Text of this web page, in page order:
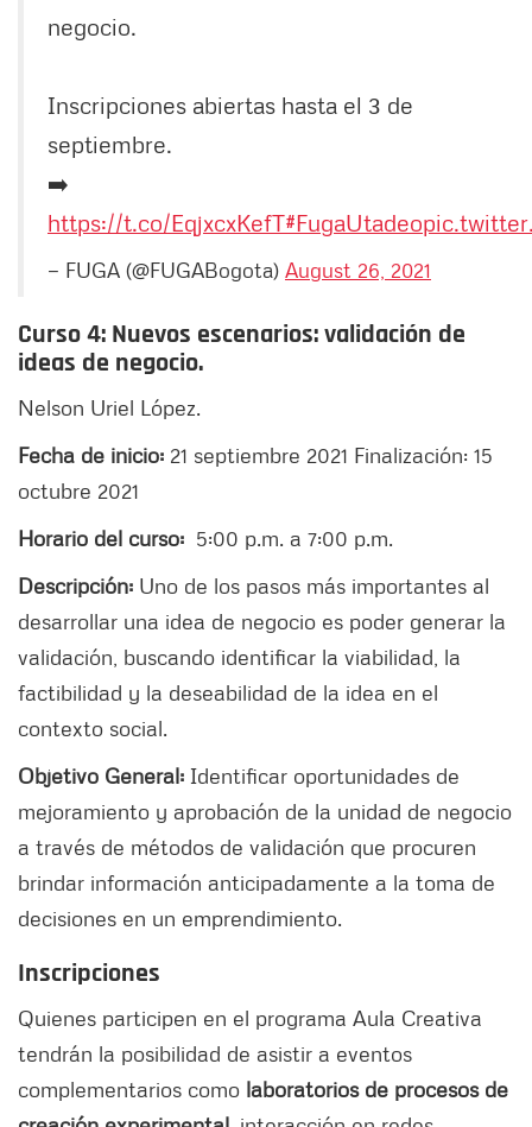
negocio.
Inscripciones abiertas hasta el 3 de
septiembre.
➡️
https://t.co/EqjxcxKefT#FugaUtadeo
— FUGA (@FUGABogota) August 26, 2021
Curso 4: Nuevos escenarios: validación de
ideas de negocio.
Nelson Uriel López.
Fecha de inicio: 21 septiembre 2021 Finalización: 15
octubre 2021
Horario del curso: 5:00 p.m. a 7:00 p.m.
Descripción: Uno de los pasos más importantes al
desarrollar una idea de negocio es poder generar la
validación, buscando identificar la viabilidad, la
factibilidad y la deseabilidad de la idea en el
contexto social.
Objetivo General: Identificar oportunidades de
mejoramiento y aprobación de la unidad de negocio
a través de métodos de validación que procuren
brindar información anticipadamente a la toma de
decisiones en un emprendimiento.
Inscripciones
Quienes participen en el programa Aula Creativa
tendrán la posibilidad de asistir a eventos
complementarios como laboratorios de procesos de